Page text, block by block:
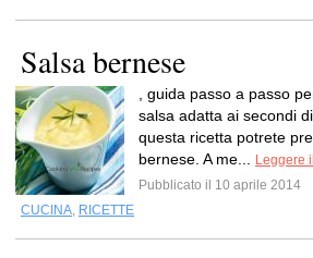
Salsa bernese
, guida passo a passo
salsa adatta ai secondi
questa ricetta potrete
bernese. A me...
Leggere
Pubblicato il 10 aprile 2014
CUCINA, RICETTE